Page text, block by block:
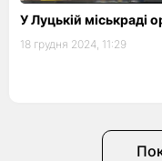
У Луцькій міськраді
18 грудня 2024, 11:29